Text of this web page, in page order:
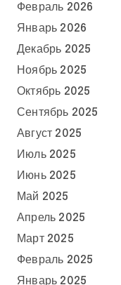
Февраль 2026
Январь 2026
Декабрь 2025
Ноябрь 2025
Октябрь 2025
Сентябрь 2025
Август 2025
Июль 2025
Июнь 2025
Май 2025
Апрель 2025
Март 2025
Февраль 2025
Январь 2025